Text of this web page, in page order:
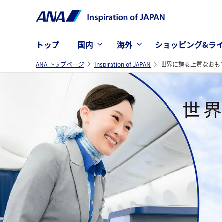
トップ 国内 海外 ショッピング&ラ
ANA トップページ Inspiration of JAPAN 世界に誇る上質なお